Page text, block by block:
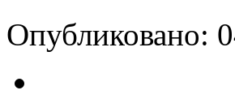
Опубликовано: